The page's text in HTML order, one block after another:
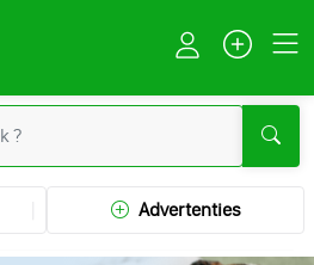
Advertenties